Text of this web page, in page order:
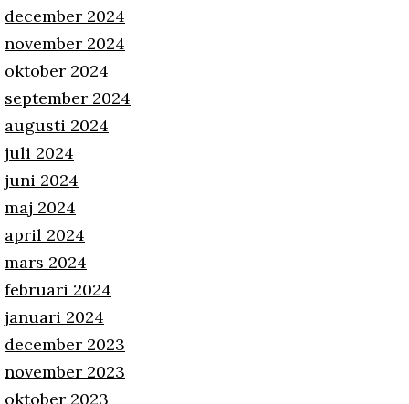
december 2024
november 2024
oktober 2024
september 2024
augusti 2024
juli 2024
juni 2024
maj 2024
april 2024
mars 2024
februari 2024
januari 2024
december 2023
november 2023
oktober 2023